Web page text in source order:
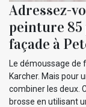
Adressez-
peinture 85
façade à
Le démoussage de
Karcher. Mais pour
combiner les deux.
brosse en utilisant